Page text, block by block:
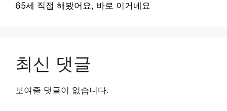
65세 직접 해봤어요, 바로 이거네요
최신 댓글
보여줄 댓글이 없습니다.